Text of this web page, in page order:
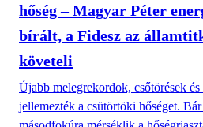
hőség – Magyar Péter
bírált, a Fidesz az
követeli
Újabb melegrekordok, csőtörések és
jellemezték a csütörtöki hőséget.